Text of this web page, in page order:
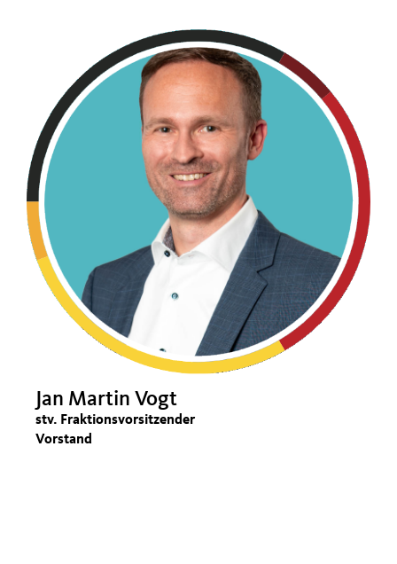
Jan Martin Vogt
stv. Fraktionsvorsitzender
Vorstand